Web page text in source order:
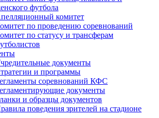
футбола
комитет
по проведению соревнований
по статусу и трансферам
документы
и программы
соревнований КФС
документы
и образцы документов
поведения зрителей на стадионе